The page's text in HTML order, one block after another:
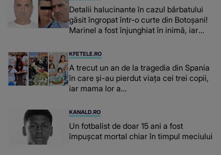
Detalii halucinante în cazul bărbatului
găsit îngropat într-o curte din Botoșani!
Marinel a fost înjunghiat în inimă, iar
suspecți
KFETELE.RO
A trecut un an de la tragedia din Spania
în care și-au pierdut viața cei trei copii,
iar mama lor a…
KANALD.RO
Un fotbalist de doar 15 ani a fost
împușcat mortal chiar în timpul meciului